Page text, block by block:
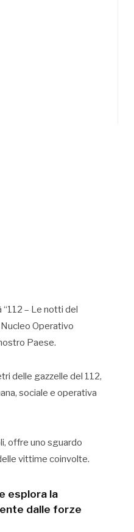
– Le notti del
Operativo
Paese.
delle gazzelle del 112,
sociale e operativa
offre uno sguardo
vittime coinvolte.
esplora la
dalle forze